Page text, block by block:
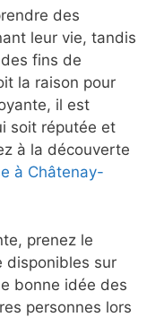
des
leur vie, tandis
fins de
la raison pour
il est
soit réputée et
à la découverte
à Châtenay-
prenez le
disponibles sur
bonne idée des
personnes lors